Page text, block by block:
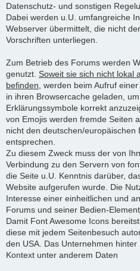
Datenschutz- und sonstigen
Dabei werden u.U. umfangreiche
Webserver übermittelt, die nicht
Vorschriften unterliegen.
Zum Betrieb des Forums werden
genutzt. Soweit sie sich nicht lokal
befinden , werden beim Aufruf
in ihren Browsercache geladen,
Erklärungssymbole korrekt
von Emojis werden fremde Seiten
nicht den deutschen/europäischen
entsprechen.
Zu diesem Zweck muss der von
Verbindung zu den Servern von
die Seite u.U. Kenntnis darüber,
Website aufgerufen wurde. Die
Interesse einer einheitlichen und
Forums und seiner Bedien-
Damit Font Awesome Icons
diese mit jedem Seitenbesuch
den USA. Das Unternehmen
Kontext unter anderem Daten